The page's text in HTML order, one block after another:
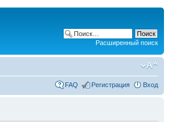
Расширенный поиск
FAQ Регистрация Вход